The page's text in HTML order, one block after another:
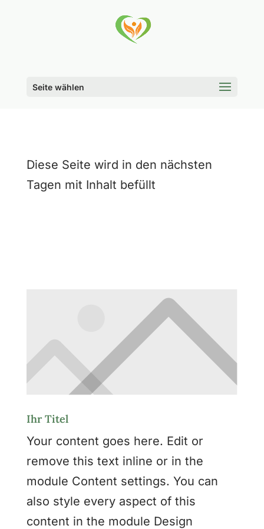
Seite wählen
Diese Seite wird in den nächsten
Tagen mit Inhalt befüllt
Ihr Titel
Your content goes here. Edit or
remove this text inline or in the
module Content settings. You can
also style every aspect of this
content in the module Design